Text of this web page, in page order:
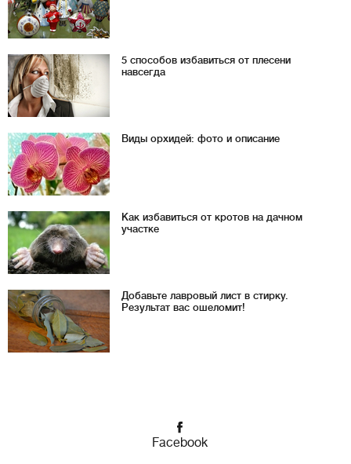
5 способов избавиться от плесени
навсегда
Виды орхидей: фото и описание
Как избавиться от кротов на дачном
участке
Добавьте лавровый лист в стирку.
Результат вас ошеломит!
Facebook